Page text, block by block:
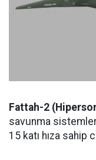
Fattah-2
savunma
15 katı hıza sahip